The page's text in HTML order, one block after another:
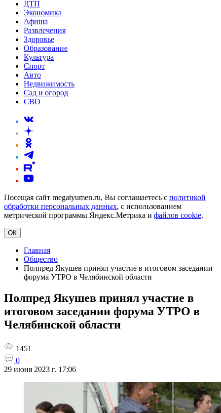
ДТП
Экономика
Афиша
Развлечения
Здоровье
Образование
Культура
Спорт
Авто
Недвижимость
Сад и огород
СВО
Посещая сайт megatyumen.ru, Вы соглашаетесь с политикой
обработки персональных данных, с использованием
метрической программы Яндекс.Метрика и файлов cookie.
ОК
Главная
Общество
Полпред Якушев принял участие в итоговом заседании
форума УТРО в Челябинской области
Полпред Якушев принял участие в
итоговом заседании форума УТРО в
Челябинской области
1451
0
29 июня 2023 г. 17:06